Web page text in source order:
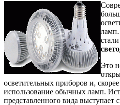
Это
осветительных приборов и,
использование обычных ламп.
представленного вида выступает